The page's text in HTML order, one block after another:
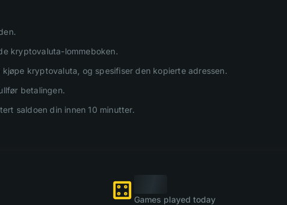
kryptovaluta-lommeboken.
kryptovaluta, og spesifiser den kopierte adressen.
betalingen.
saldoen din innen 10 minutter.
Games played today